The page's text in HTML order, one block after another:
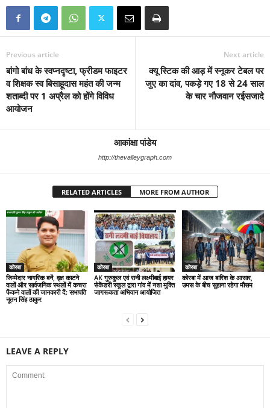
Previous article
बांगो बांध के स्वप्नदृष्टा, फ्रीडम फाइटर
व शिक्षक स्व बिसाहूदास महंत की जन्म
शताब्दी पर 1 अप्रैल को होंगे विविध
आयोजन
Next article
क्यू स्टिक की आड़ में स्नूकर टेबल पर
जुए का दांव, पकड़े गए 18 से 24 साल
के चार नौजवान रईसजादे
आकांक्षा पांडेय
http://thevalleygraph.com
RELATED ARTICLES MORE FROM AUTHOR
कोरबा
जिम्मेदार नागरिक बनें, वृक्ष काटने
वालों और सार्वजनिक स्थलों में कचरा
फेंकने वालों की जानकारी दें: सभापति
नूतन सिंह ठाकुर
कोरबा
AK गुरुकुल एवं रानी लक्ष्मीबाई हायर
सेकेंडरी स्कूल द्वारा गांव में नशा मुक्ति
जागरूकता अभियान आयोजित
कोरबा
कोरबा में आज बारिश के आसार,
उमस के बीच सुहाना रहेगा मौसम
LEAVE A REPLY